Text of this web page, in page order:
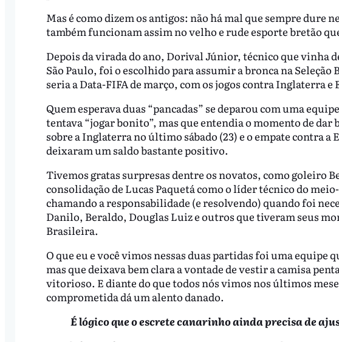
Mas é como dizem os antigos: não há mal que sempre dure
também funcionam assim no velho e rude esporte bretão
Depois da virada do ano, Dorival Júnior, técnico que vinha
São Paulo, foi o escolhido para assumir a bronca na
seria a Data-FIFA de março, com os jogos contra Inglaterra e
Quem esperava duas “pancadas” se deparou com uma
tentava “jogar bonito”, mas que entendia o momento de
sobre a Inglaterra no último sábado (23) e o empate contra
deixaram um saldo bastante positivo.
Tivemos gratas surpresas dentre os novatos, como goleiro
consolidação de Lucas Paquetá como o líder técnico do
chamando a responsabilidade (e resolvendo) quando foi
Danilo, Beraldo, Douglas Luiz e outros que tiveram seus
Brasileira.
O que eu e você vimos nessas duas partidas foi uma equipe
mas que deixava bem clara a vontade de vestir a camisa
vitorioso. E diante do que todos nós vimos nos últimos
comprometida dá um alento danado.
É lógico que o escrete canarinho ainda precisa de